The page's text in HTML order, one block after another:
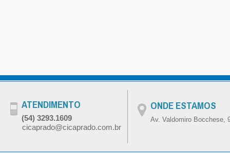
ATENDIMENTO
(54) 3293.1609
cicaprado@cicaprado.com.br
ONDE ESTAMOS
Av. Valdomiro Bocchese,